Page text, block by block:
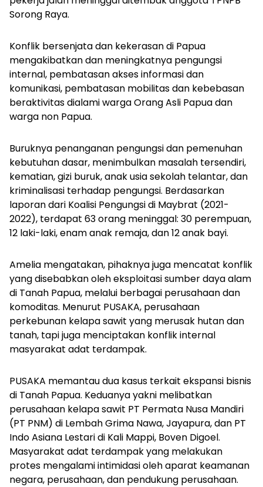
Sorong Raya.
Konflik bersenjata dan kekerasan di Papua
mengakibatkan dan meningkatnya pengungsi
internal, pembatasan akses informasi dan
komunikasi, pembatasan mobilitas dan kebebasan
beraktivitas dialami warga Orang Asli Papua dan
warga non Papua.
Buruknya penanganan pengungsi dan pemenuhan
kebutuhan dasar, menimbulkan masalah tersendiri,
kematian, gizi buruk, anak usia sekolah telantar, dan
kriminalisasi terhadap pengungsi. Berdasarkan
laporan dari Koalisi Pengungsi di Maybrat (2021-
2022), terdapat 63 orang meninggal: 30 perempuan,
12 laki-laki, enam anak remaja, dan 12 anak bayi.
Amelia mengatakan, pihaknya juga mencatat konflik
yang disebabkan oleh eksploitasi sumber daya alam
di Tanah Papua, melalui berbagai perusahaan dan
komoditas. Menurut PUSAKA, perusahaan
perkebunan kelapa sawit yang merusak hutan dan
tanah, tapi juga menciptakan konflik internal
masyarakat adat terdampak.
PUSAKA memantau dua kasus terkait ekspansi bisnis
di Tanah Papua. Keduanya yakni melibatkan
perusahaan kelapa sawit PT Permata Nusa Mandiri
(PT PNM) di Lembah Grima Nawa, Jayapura, dan PT
Indo Asiana Lestari di Kali Mappi, Boven Digoel.
Masyarakat adat terdampak yang melakukan
protes mengalami intimidasi oleh aparat keamanan
negara, perusahaan, dan pendukung perusahaan.